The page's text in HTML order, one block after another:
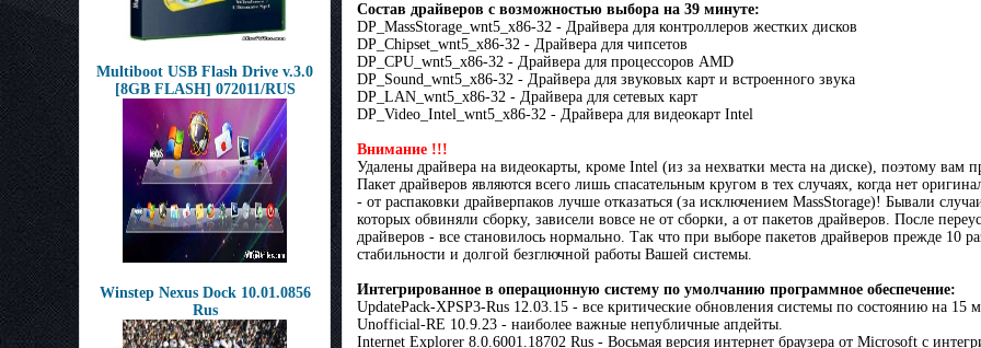
Multiboot USB Flash Drive v.3.0
[8GB FLASH] 072011/RUS
Winstep Nexus Dock 10.01.0856
Rus
Состав драйверов с возможностью выбора на 39 минуте:
DP_MassStorage_wnt5_x86-32 - Драйвера для контроллеров жестких дисков
DP_Chipset_wnt5_x86-32 - Драйвера для чипсетов
DP_CPU_wnt5_x86-32 - Драйвера для процессоров AMD
DP_Sound_wnt5_x86-32 - Драйвера для звуковых карт и встроенного звука
DP_LAN_wnt5_x86-32 - Драйвера для сетевых карт
DP_Video_Intel_wnt5_x86-32 - Драйвера для видеокарт Intel
Внимание !!!
Удалены драйвера на видеокарты, кроме Intel (из за нехватки места на диске), поэтому вам
Пакет драйверов являются всего лишь спасательным кругом в тех случаях, когда нет
- от распаковки драйверпаков лучше отказаться (за исключением MassStorage)! Бывали
которых обвиняли сборку, зависели вовсе не от сборки, а от пакетов драйверов. После
драйверов - все становилось нормально. Так что при выборе пакетов драйверов прежде 10
стабильности и долгой безглючной работы Вашей системы.
Интегрированное в операционную систему по умолчанию программное обеспечение:
UpdatePack-XPSP3-Rus 12.03.15 - все критические обновления системы по состоянию на 15
Unofficial-RE 10.9.23 - наиболее важные непубличные апдейты.
Internet Explorer 8.0.6001.18702 Rus - Восьмая версия интернет браузера от Microsоft с